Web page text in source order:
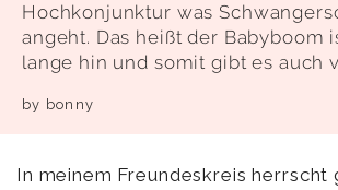
Hochkonjunktur was
angeht. Das heißt der Babyboom
lange hin und somit gibt es auch
by bonny
In meinem Freundeskreis herrscht